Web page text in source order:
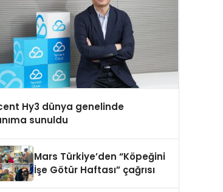
Hy3 dünya genelinde
sunuldu
Mars Türkiye’den “Köpeğini
İşe Götür Haftası” çağrısı